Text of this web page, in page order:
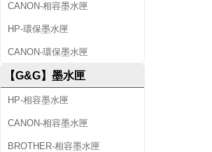
CANON-相容墨水匣
HP-環保墨水匣
CANON-環保墨水匣
【G&G】墨水匣
HP-相容墨水匣
CANON-相容墨水匣
BROTHER-相容墨水匣